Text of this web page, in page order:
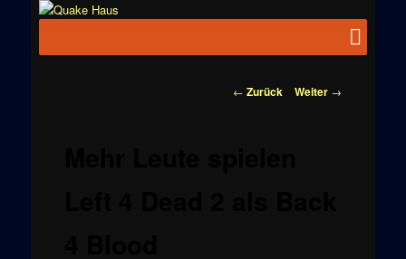
News zu
Beitragsnavigation
← Zurück Weiter →